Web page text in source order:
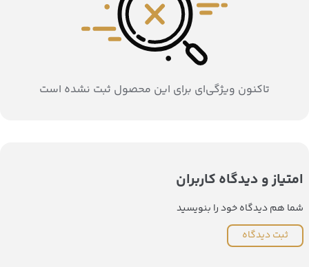
تاکنون ویژگی‌ای برای این محصول ثبت نشده است
امتیاز و دیدگاه کاربران
شما هم دیدگاه خود را بنویسید
ثبت دیدگاه